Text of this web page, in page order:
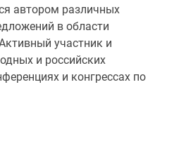
автором различных
в области
участник и
и российских
и конгрессах по